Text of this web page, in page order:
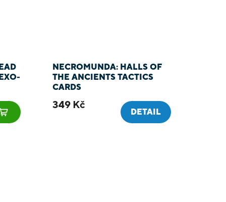
NECROMUNDA: HALLS OF
THE ANCIENTS TACTICS
CARDS
349 Kč
DETAIL